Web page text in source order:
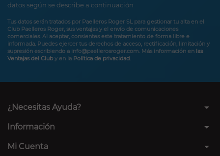
datos según se describe a continuación
Tus datos serán tratados por Paelleros Roger SL para gestionar tu alta en el
Club Paelleros Roger, sus ventajas y el envío de comunicaciones
comerciales. Al aceptar, consientes este tratamiento de forma libre e
informada. Puedes ejercer tus derechos de acceso, rectificación, limitación y
supresión escribiendo a info@paellerosroger.com. Más información en las
Ventajas del Cluby en la Política de privacidad.
¿Necesitas Ayuda? arrow_drop_down
Información arrow_drop_down
Mi Cuenta arrow_drop_down